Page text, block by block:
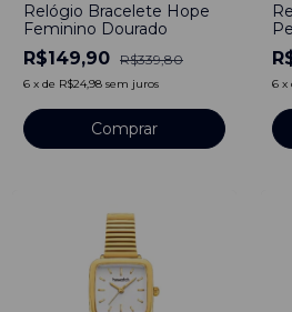
Relógio Bracelete Hope
Feminino Dourado
R$149,90 R$339,80
6 x de R$24,98 sem juros 6 x